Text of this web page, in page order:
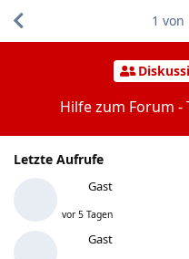
Hilfe zum Forum -
Letzte Aufrufe
Gast
vor 5 Tagen
Gast
1 von